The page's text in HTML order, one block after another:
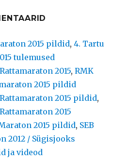
2015 pildid,4. Tartu
tulemused
2015,RMK
2015 pildid
2015 pildid,
2015
2015 pildid, SEB
2012 / Sügisjooks
ja videod